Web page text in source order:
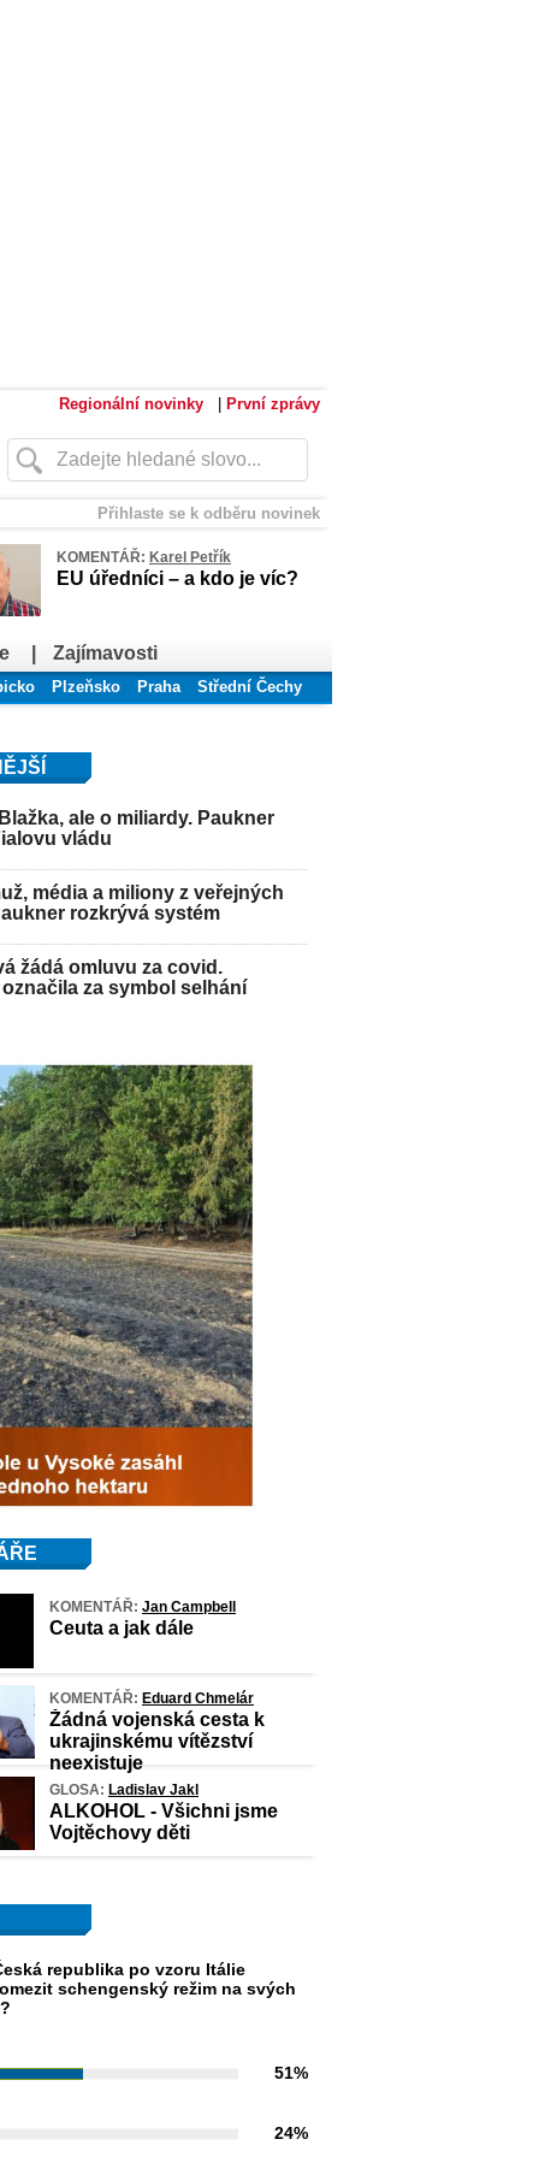
Regionální novinky První zprávy
Přihlaste se k odběru novinek
KOMENTÁŘ: Karel Petřík
EU úředníci – a kdo je víc?
Zajímavosti
Plzeňsko Praha Střední Čechy
ale o miliardy. Paukner
vládu
média a miliony z veřejných
rozkrývá systém
žádá omluvu za covid.
za symbol selhání
KOMENTÁŘ: Jan Campbell
Ceuta a jak dále
KOMENTÁŘ: Eduard Chmelár
Žádná vojenská cesta k
ukrajinskému vítězství
neexistuje
GLOSA: Ladislav Jakl
ALKOHOL - Všichni jsme
Vojtěchovy děti
republika po vzoru Itálie
schengenský režim na svých
51%
24%